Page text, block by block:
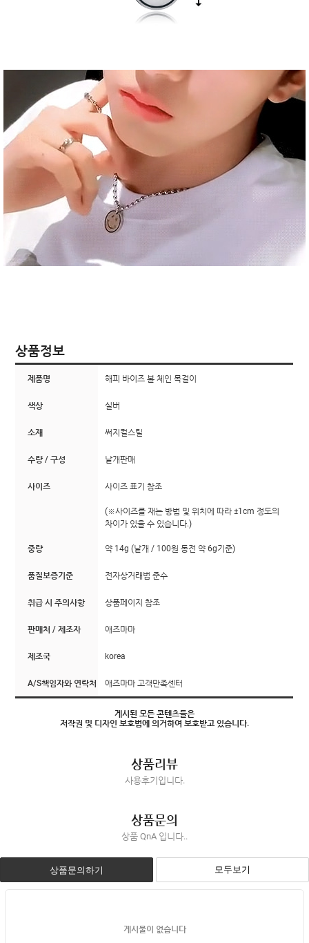
상품정보
제품명 해피 바이즈 볼 체인 목걸이
색상 실버
소재 써지컬스틸
수량 / 구성 낱개판매
사이즈 사이즈 표기 참조
(※사이즈를 재는 방법 및 위치에 따라 ±1cm 정도의
차이가 있을 수 있습니다.)
중량 약 14g (낱개 / 100원 동전 약 6g기준)
품질보증기준 전자상거래법 준수
취급 시 주의사항 상품페이지 참조
판매처 / 제조자 애즈마마
제조국 korea
A/S책임자와 연락처 애즈마마 고객만족센터
게시된 모든 콘텐츠들은
저작권 및 디자인 보호법에 의거하여 보호받고 있습니다.
상품리뷰
사용후기입니다.
상품문의
상품 QnA 입니다..
상품문의하기 모두보기
게시물이 없습니다